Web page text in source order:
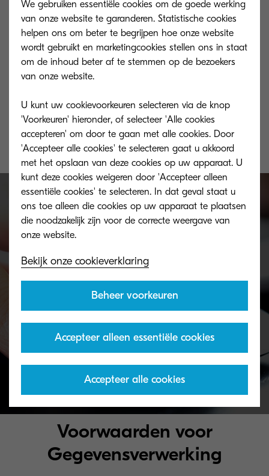
Privacyverklaring
Hoe KYOCERA online en offline
verwerkingsverantwoordelijke.
KFS
waarbij
Cookies
Bekijk de cookieverklaring van Kyocera en beheer
Lees verder
Voorwaarden voor
Gegevensverwerking
We gebruiken essentiële cookies om de goede werking
van onze website te garanderen. Statistische cookies
helpen ons om beter te begrijpen hoe onze website
wordt gebruikt en marketingcookies stellen ons in staat
om de inhoud beter af te stemmen op de bezoekers
van onze website.
U kunt uw cookievoorkeuren selecteren via de knop
'Voorkeuren' hieronder, of selecteer 'Alle cookies
accepteren' om door te gaan met alle cookies. Door
'Accepteer alle cookies' te selecteren gaat u akkoord
met het opslaan van deze cookies op uw apparaat. U
kunt deze cookies weigeren door 'Accepteer alleen
essentiële cookies' te selecteren. In dat geval staat u
ons toe alleen die cookies op uw apparaat te plaatsen
die noodzakelijk zijn voor de correcte weergave van
Bekijk onze cookieverklaring
Beheer voorkeuren
Accepteer alleen essentiële cookies
Accepteer alle cookies